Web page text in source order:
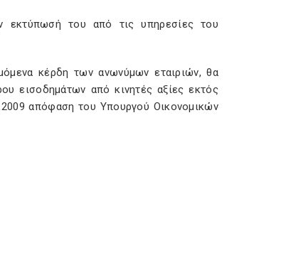
εκτύπωσή του από τις υπηρεσίες του
κέρδη των ανωνύμων εταιριών, θα
εισοδημάτων από κινητές αξίες εκτός
απόφαση του Υπουργού Οικονομικών